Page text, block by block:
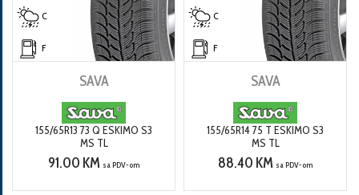
C
F
SAVA
155/65R13 73 Q ESKIMO S3
MS TL
91.00 KM sa PDV-om
C
F
SAVA
155/65R14 75 T ESKIMO S3
MS TL
88.40 KM sa PDV-om